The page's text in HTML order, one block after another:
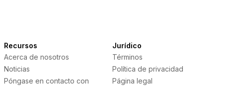
Recursos
Acerca de nosotros
Noticias
Póngase en contacto con
Jurídico
Términos
Política de privacidad
Página legal